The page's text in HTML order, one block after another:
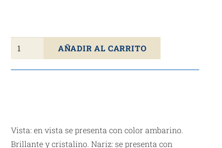
Ron
Dominicano
BARCELÓ
AÑADIR AL CARRITO
Vista: en vista se presenta con color ambarino.
Brillante y cristalino. Nariz: se presenta con